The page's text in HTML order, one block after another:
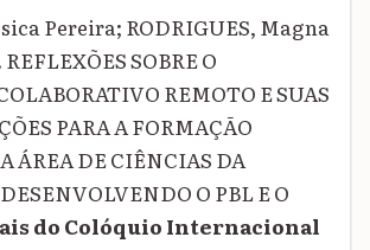
Pereira; RODRIGUES, Magna
SOBRE O
REMOTO E SUAS
PARA A FORMAÇÃO
ÁREA DE CIÊNCIAS DA
O PBL E O
do Colóquio Internacional